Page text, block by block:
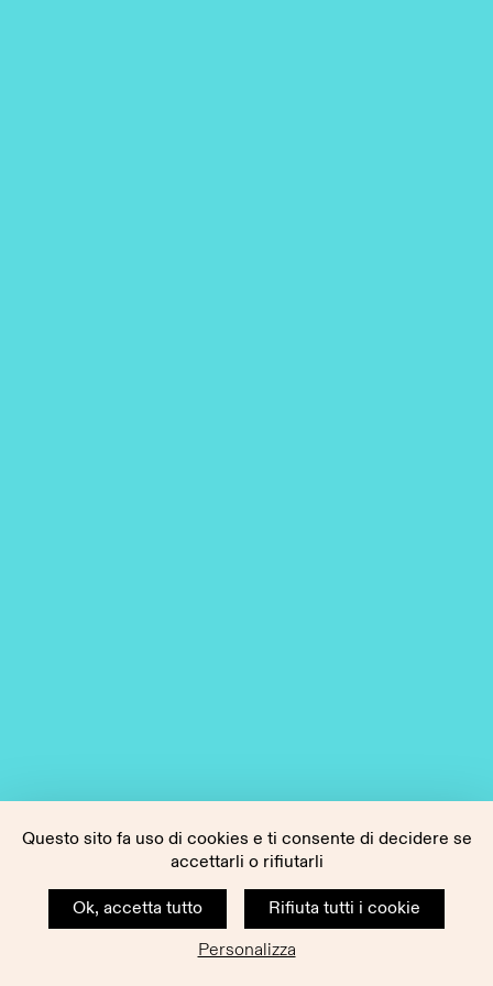
Questo sito fa uso di cookies e ti consente di decidere se
accettarli o rifiutarli
Ok, accetta tutto
Rifiuta tutti i cookie
Personalizza